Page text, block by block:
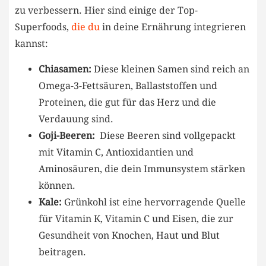
zu verbessern.⁣ Hier sind ⁢einige der ⁢Top-
Superfoods, die ​du in ⁤deine ‍Ernährung integrieren
kannst:
Chiasamen: Diese kleinen Samen sind reich an
‍Omega-3-Fettsäuren, ‍Ballaststoffen und
Proteinen, die gut für das Herz und​ die
Verdauung sind.
Goji-Beeren: ‌ Diese Beeren⁢ sind vollgepackt
mit Vitamin C, Antioxidantien und ​
Aminosäuren, die dein Immunsystem ‌stärken
können.
Kale: ​Grünkohl‍ ist eine hervorragende Quelle
für‍ Vitamin K,⁤ Vitamin ​C⁢ und Eisen,​ die ‌zur
Gesundheit von Knochen, Haut und Blut
beitragen.